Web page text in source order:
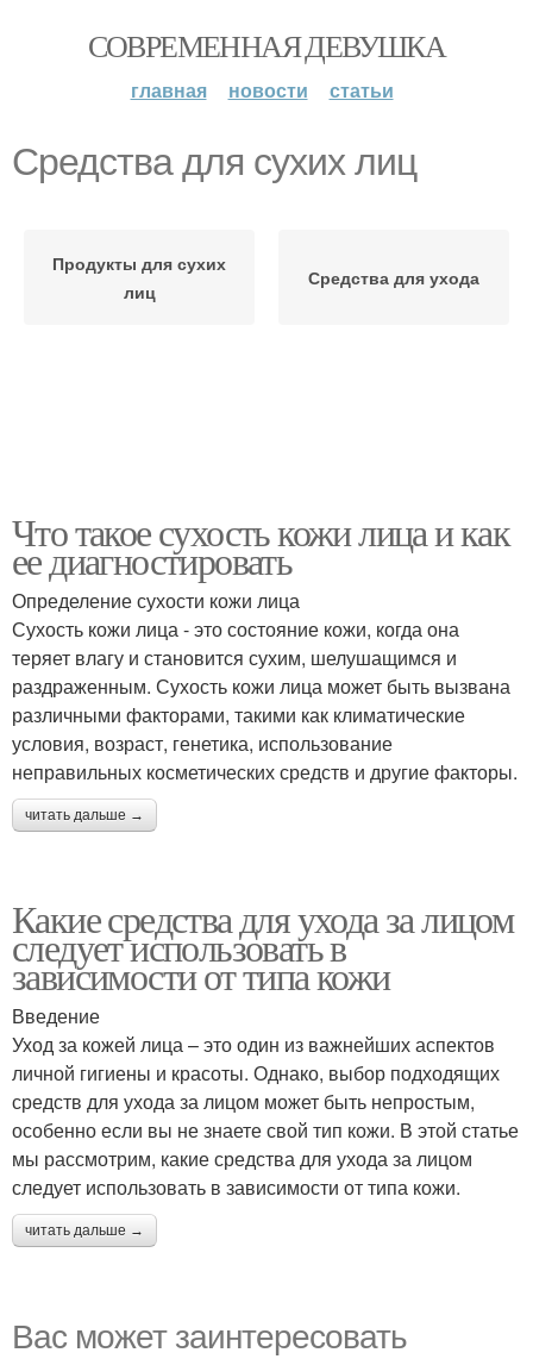
СОВРЕМЕННАЯ ДЕВУШКА
главная новости статьи
Средства для сухих лиц
Продукты для сухих
лиц
Средства для ухода
Что такое сухость кожи лица и как
ее диагностировать
Определение сухости кожи лица
Сухость кожи лица - это состояние кожи, когда она
теряет влагу и становится сухим, шелушащимся и
раздраженным. Сухость кожи лица может быть вызвана
различными факторами, такими как климатические
условия, возраст, генетика, использование
неправильных косметических средств и другие факторы.
читать дальше →
Какие средства для ухода за лицом
следует использовать в
зависимости от типа кожи
Введение
Уход за кожей лица – это один из важнейших аспектов
личной гигиены и красоты. Однако, выбор подходящих
средств для ухода за лицом может быть непростым,
особенно если вы не знаете свой тип кожи. В этой статье
мы рассмотрим, какие средства для ухода за лицом
следует использовать в зависимости от типа кожи.
читать дальше →
Вас может заинтересовать